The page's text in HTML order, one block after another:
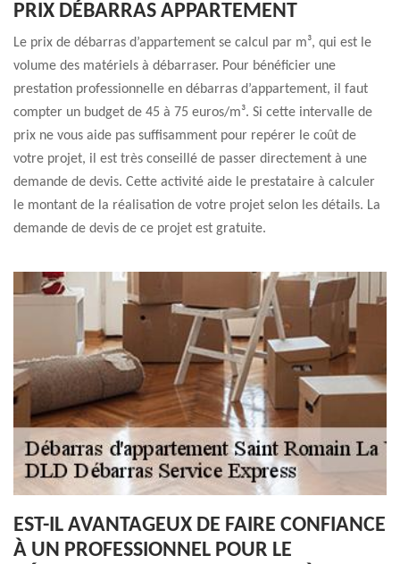
PRIX DÉBARRAS APPARTEMENT
Le prix de débarras d’appartement se calcul par m³, qui est le
volume des matériels à débarraser. Pour bénéficier une
prestation professionnelle en débarras d’appartement, il faut
compter un budget de 45 à 75 euros/m³. Si cette intervalle de
prix ne vous aide pas suffisamment pour repérer le coût de
votre projet, il est très conseillé de passer directement à une
demande de devis. Cette activité aide le prestataire à calculer
le montant de la réalisation de votre projet selon les détails. La
demande de devis de ce projet est gratuite.
EST-IL AVANTAGEUX DE FAIRE CONFIANCE
À UN PROFESSIONNEL POUR LE